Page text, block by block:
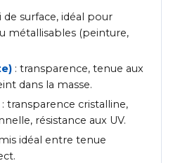
surface, idéal pour
métallisables (peinture,
: transparence, tenue aux
dans la masse.
: transparence cristalline,
résistance aux UV.
idéal entre tenue